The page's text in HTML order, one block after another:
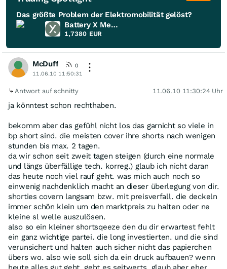
Das größte Problem der Elektromobilität gelöst?
Battery X Metals
1,7380 EUR
McDuff
0
11.06.10 11:50:31
Antwort auf schnitty 11.06.10 11:30:24 Uhr
ja könntest schon rechthaben.
bekomm aber das gefühl nicht los das garnicht so viele in
bp short sind. die meisten cover ihre shorts nach wenigen
stunden bis max. 2 tagen.
da wir schon seit zweit tagen steigen (durch eine normale
und längs überfällige tech. korreg.) glaub ich nicht daran
das heute noch viel rauf geht. was mich auch noch so
einwenig nachdenklich macht an dieser überlegung von dir.
shorties covern langsam bzw. mit preisverfall. die deckeln
immer schön klein um den marktpreis zu halten oder ne
kleine sl welle auszulösen.
also so ein kleiner shortsqeeze den du dir erwartest fehlt
ein ganz wichtige partei. die long investierten. und die sind
verunsichert und halten auch sicher nicht das papierchen
übers wo. also wie soll sich da ein druck aufbauen? wenn